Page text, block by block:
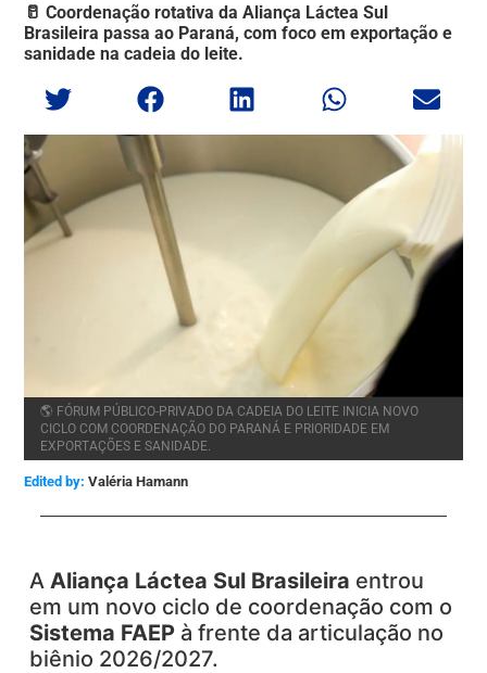
🥛 Coordenação rotativa da Aliança Láctea Sul
Brasileira passa ao Paraná, com foco em exportação e
sanidade na cadeia do leite.
🌎 FÓRUM PÚBLICO-PRIVADO DA CADEIA DO LEITE INICIA NOVO
CICLO COM COORDENAÇÃO DO PARANÁ E PRIORIDADE EM
EXPORTAÇÕES E SANIDADE.
Edited by: Valéria Hamann
A Aliança Láctea Sul Brasileira entrou
em um novo ciclo de coordenação com o
Sistema FAEP à frente da articulação no
biênio 2026/2027.